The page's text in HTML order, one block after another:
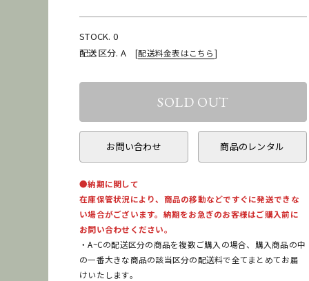
STOCK. 0
配送区分. A[配送料金表はこちら]
お問い合わせ 商品のレンタル
●納期に関して
在庫保管状況により、商品の移動などですぐに発送できな
い場合がございます。納期をお急ぎのお客様はご購入前に
お問い合わせください。
・A~Cの配送区分の商品を複数ご購入の場合、購入商品の中
の一番大きな商品の該当区分の配送料で全てまとめてお届
けいたします。